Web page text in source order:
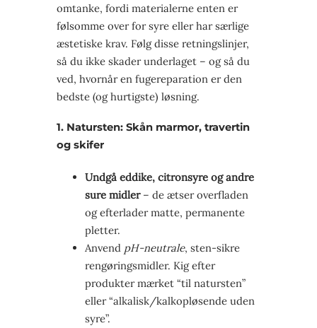
omtanke, fordi materialerne enten er
følsomme over for syre eller har særlige
æstetiske krav. Følg disse retningslinjer,
så du ikke skader underlaget – og så du
ved, hvornår en fugereparation er den
bedste (og hurtigste) løsning.
1. Natursten: Skån marmor, travertin
og skifer
Undgå eddike, citronsyre og andre
sure midler– de ætser overfladen
og efterlader matte, permanente
pletter.
Anvend pH-neutrale, sten-sikre
rengøringsmidler. Kig efter
produkter mærket “til natursten”
eller “alkalisk/kalkopløsende uden
syre”.